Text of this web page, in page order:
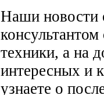
Наши новости
техники, а на
интересных и
узнаете о